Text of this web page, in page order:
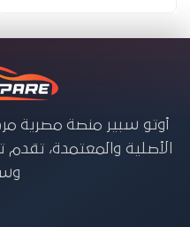
أوتو سبير منصة مصرية
الأصلية والمعتمدة،